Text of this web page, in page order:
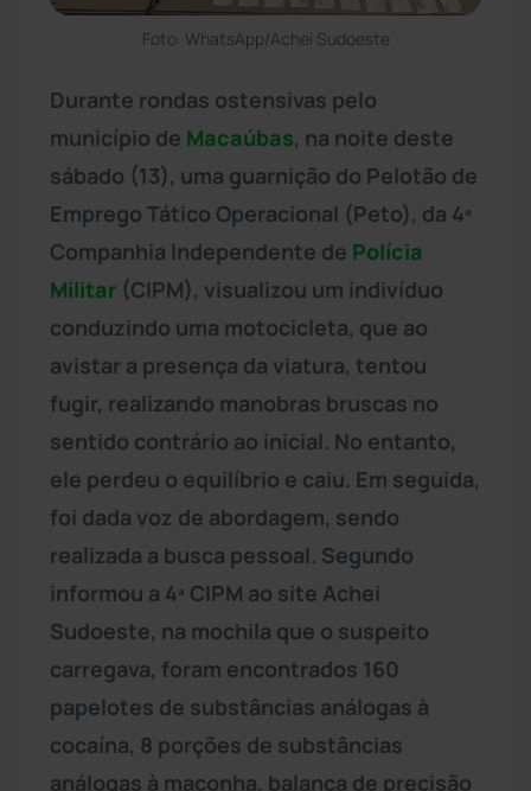
Foto: WhatsApp/Achei Sudoeste
Durante rondas ostensivas pelo
município de Macaúbas, na noite deste
sábado (13), uma guarnição do Pelotão de
Emprego Tático Operacional (Peto), da 4ª
Companhia Independente de Polícia
Militar (CIPM), visualizou um indivíduo
conduzindo uma motocicleta, que ao
avistar a presença da viatura, tentou
fugir, realizando manobras bruscas no
sentido contrário ao inicial. No entanto,
ele perdeu o equilíbrio e caiu. Em seguida,
foi dada voz de abordagem, sendo
realizada a busca pessoal. Segundo
informou a 4ª CIPM ao site Achei
Sudoeste, na mochila que o suspeito
carregava, foram encontrados 160
papelotes de substâncias análogas à
cocaína, 8 porções de substâncias
análogas à maconha, balança de precisão